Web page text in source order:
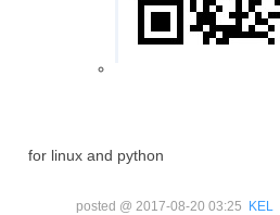
for linux and python
posted @ 2017-08-20 03:25 KEL